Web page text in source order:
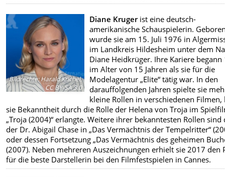
Bildrechte:Harald Krichel,
CC BY-SA 3.0
Diane Krugerist eine deutsch-
amerikanische Schauspielerin.
wurde sie am 15. Juli 1976 in
im Landkreis Hildesheim unter dem
Diane Heidkrüger. Ihre Kariere begann
im Alter von 15 Jahren als sie für die
Modelagentur „Elite“ tätig war. In den
darauffolgenden Jahren spielte sie
kleine Rollen in verschiedenen Filmen,
sie Bekanntheit durch die Rolle der Helena von Troja im
„Troja (2004)“ erlangte. Weitere ihrer bekanntesten Rollen sind
der Dr. Abigail Chase in „Das Vermächtnis der Tempelritter“
oder dessen Fortsetzung „Das Vermächtnis des geheimen
(2007). Neben mehreren Auszeichnungen erhielt sie 2017 den
für die beste Darstellerin bei den Filmfestspielen in Cannes.